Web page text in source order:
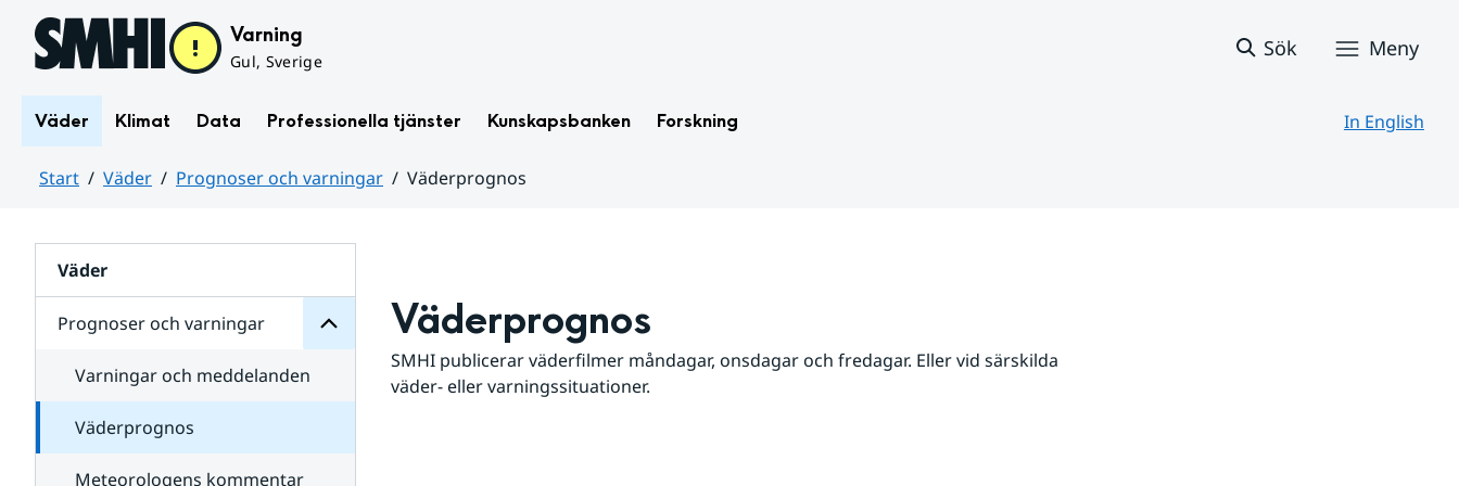
Hoppa till sidans innehåll Varning
Gul, Sverige
Sök Meny
Väder Klimat Data Professionella tjänster Kunskapsbanken Forskning In English
Start Väder Prognoser och varningar
Väderprognos
Väder
Prognoser och varningar
för
varningar
Varningar och meddelanden
Väderprognos
Meteorologens kommentar
Väderprognos
SMHI publicerar väderfilmer måndagar, onsdagar och fredagar. Eller vid särskilda
väder- eller varningssituationer.